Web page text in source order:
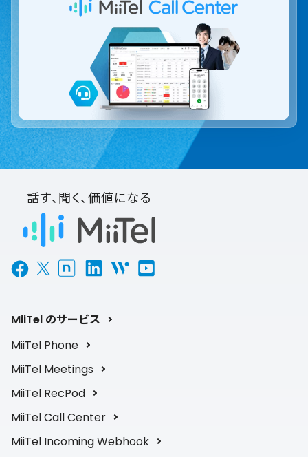
話す、聞く、価値になる
MiiTel のサービス
MiiTel Phone
MiiTel Meetings
MiiTel RecPod
MiiTel Call Center
MiiTel Incoming Webhook